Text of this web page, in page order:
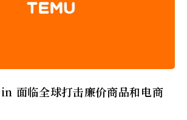
面临全球打击廉价商品和电商